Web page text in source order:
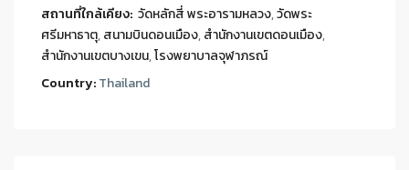
สถานที่ใกล้เคียง: วัดหลักสี่ พระอารามหลวง,วัดพระ
ศรีมหาธาตุ,สนามบินดอนเมือง,สำนักงานเขตดอนเมือง,
สำนักงานเขตบางเขน,โรงพยาบาลจุฬาภรณ์
Country:Thailand